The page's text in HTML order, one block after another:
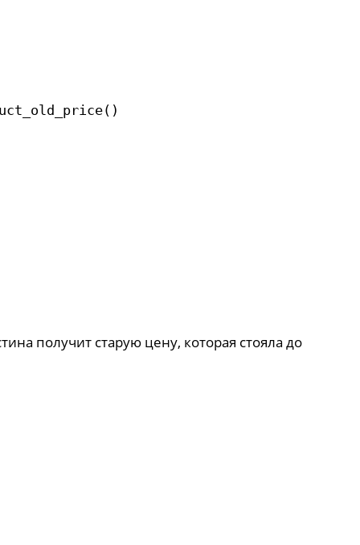
получит старую цену, которая стояла до